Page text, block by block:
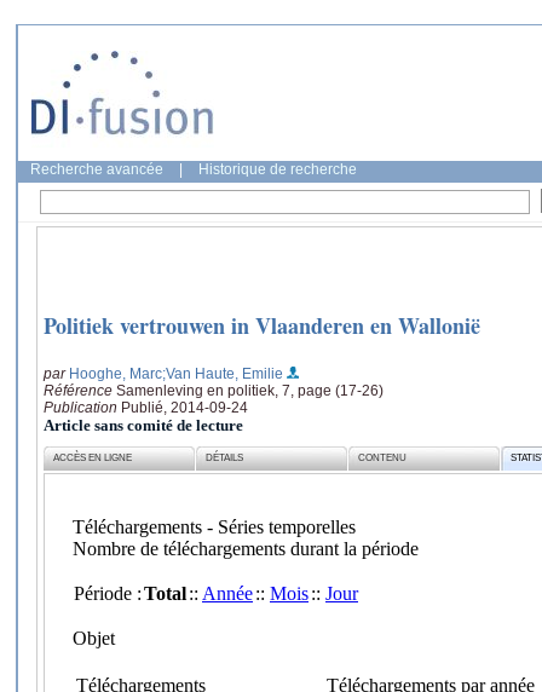
Recherche avancée Historique de recherche
Politiek vertrouwen in Vlaanderen en Wallonië
par Hooghe, Marc;Van Haute, Emilie
Référence Samenleving en politiek, 7, page (17-26)
Publication Publié, 2014-09-24
Article sans comité de lecture
ACCÈS EN LIGNE DÉTAILS CONTENU